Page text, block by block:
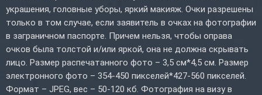
украшения, головные уборы, яркий макияж. Очки разрешены
только в том случае, если заявитель в очках на фотографии
в заграничном паспорте. Причем нельзя, чтобы оправа
очков была толстой и/или яркой, она не должна скрывать
лицо. Размер распечатанного фото – 3,5 см*4,5 см. Размер
электронного фото – 354-450 пикселей*427-560 пикселей.
Формат – JPEG, вес – 50-120 кб. Фотография на визу в